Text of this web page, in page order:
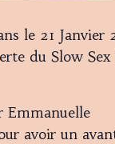
le 21
du Slow Sex
Emmanuelle
avoir un